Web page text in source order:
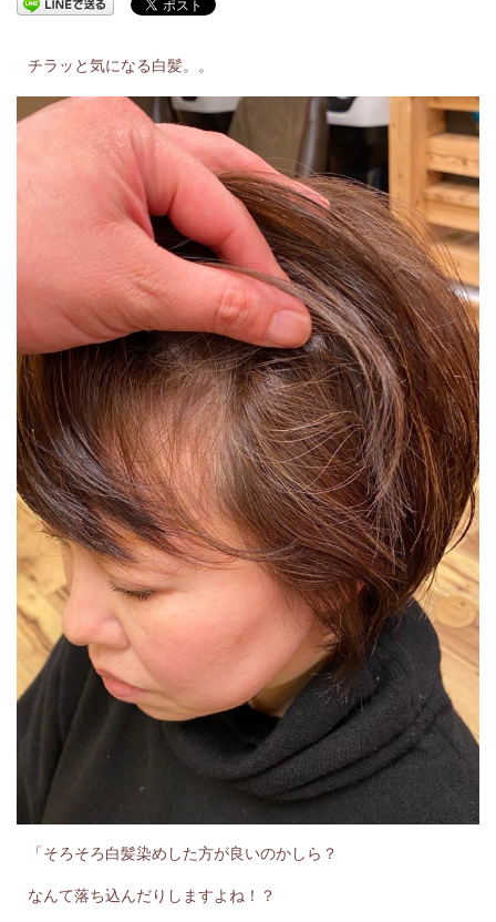
チラッと気になる白髪。。
「そろそろ白髪染めした方が良いのかしら？
なんて落ち込んだりしますよね！？